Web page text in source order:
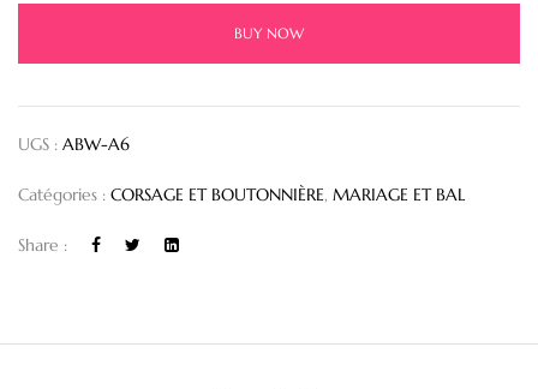
BUY NOW
UGS : ABW-A6
Catégories : CORSAGE ET BOUTONNIÈRE, MARIAGE ET BAL
Share :